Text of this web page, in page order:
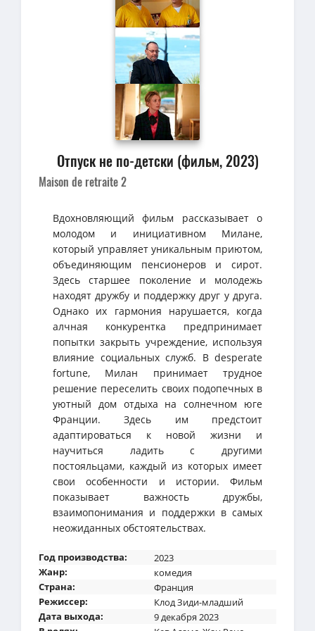
Отпуск не по-детски (фильм, 2023)
Maison de retraite 2
Вдохновляющий фильм рассказывает о
молодом и инициативном Милане,
который управляет уникальным приютом,
объединяющим пенсионеров и сирот.
Здесь старшее поколение и молодежь
находят дружбу и поддержку друг у друга.
Однако их гармония нарушается, когда
алчная конкурентка предпринимает
попытки закрыть учреждение, используя
влияние социальных служб. В desperate
fortune, Милан принимает трудное
решение переселить своих подопечных в
уютный дом отдыха на солнечном юге
Франции. Здесь им предстоит
адаптироваться к новой жизни и
научиться ладить с другими
постояльцами, каждый из которых имеет
свои особенности и истории. Фильм
показывает важность дружбы,
взаимопонимания и поддержки в самых
неожиданных обстоятельствах.
Год производства:
2023
Жанр:
комедия
Страна:
Франция
Режиссер:
Клод Зиди-младший
Дата выхода:
9 декабря 2023